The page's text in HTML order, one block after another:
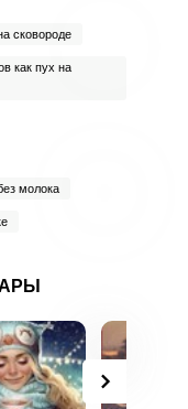
сковороде
как пух на
молока